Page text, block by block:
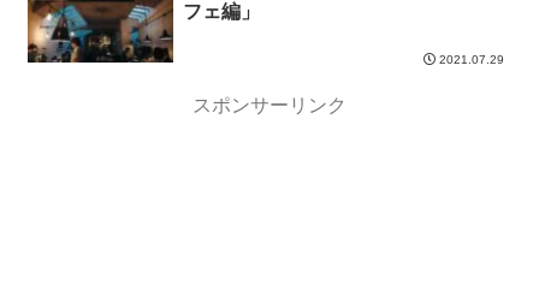
フェ編」
2021.07.29
スポンサーリンク